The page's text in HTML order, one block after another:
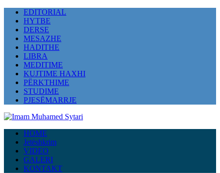
EDITORIAL
HYTBE
DERSE
MESAZHE
HADITHE
LIBRA
MEDITIME
KUJTIME HAXHI
PËRKTHIME
STUDIME
PJESËMARRJE
HOME
Jetëshkrim
VIDEO
GALERI
KONTAKT